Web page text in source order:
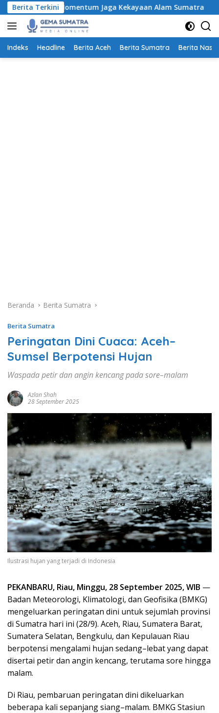
Langsung
ke
konten
Berita Terkini
Momentum Jaga Kekayaan Alam Sumatra
Indeks Headline Berita Aceh Berita Sumatra Berita
Beranda Berita Sumatra
Berita Sumatra
Peringatan Dini Cuaca: Aceh–
Sumsel Berpotensi Hujan
Waspada petir dan angin kencang pada sore–malam
Azlan Shah
28 September 2025
Ilustrasi hujan yang terjadi di Indonesia
PEKANBARU, Riau, Minggu, 28 September 2025, WIB —
Badan Meteorologi, Klimatologi, dan Geofisika (BMKG)
mengeluarkan peringatan dini untuk sejumlah provinsi
di Sumatra hari ini (28/9). Aceh, Riau, Sumatera Barat,
Sumatera Selatan, Bengkulu, dan Kepulauan Riau
berpotensi mengalami hujan sedang–lebat yang dapat
disertai petir dan angin kencang, terutama sore hingga
malam.
Di Riau, pembaruan peringatan dini dikeluarkan
beberapa kali sepanjang siang–malam. BMKG Stasiun